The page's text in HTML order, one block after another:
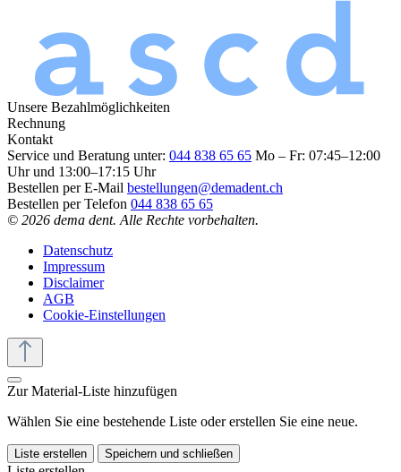
Unsere Bezahlmöglichkeiten
Rechnung
Kontakt
Service und Beratung unter: 044 838 65 65 Mo – Fr: 07:45–12:00
Uhr und 13:00–17:15 Uhr
Bestellen per E-Mail bestellungen@demadent.ch
Bestellen per Telefon 044 838 65 65
© 2026 dema dent. Alle Rechte vorbehalten.
Datenschutz
Impressum
Disclaimer
AGB
Cookie-Einstellungen
Zur Material-Liste hinzufügen
Wählen Sie eine bestehende Liste oder erstellen Sie eine neue.
Liste erstellen Speichern und schließen